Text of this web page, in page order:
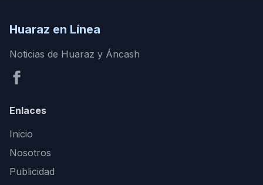
Huaraz en Línea
Noticias de Huaraz y Áncash
Enlaces
Inicio
Nosotros
Publicidad